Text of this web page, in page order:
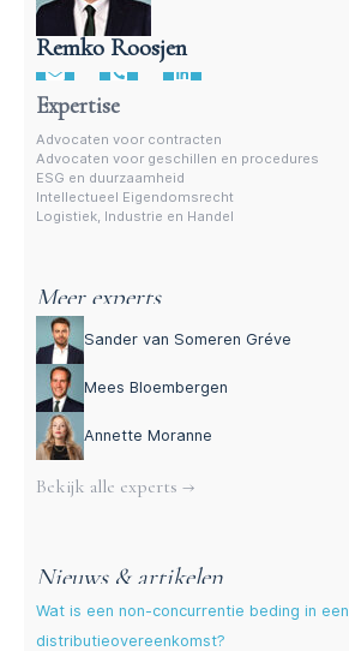
Remko Roosjen
Advocaat contractenrecht
Expertise
Advocaten voor contracten
Advocaten voor geschillen en procedures
ESG en duurzaamheid
Intellectueel Eigendomsrecht
Logistiek, Industrie en Handel
Meer experts
Sander van Someren Gréve
Mees Bloembergen
Annette Moranne
Bekijk alle experts →
Nieuws & artikelen
Wat is een non-concurrentie beding in een
distributieovereenkomst?